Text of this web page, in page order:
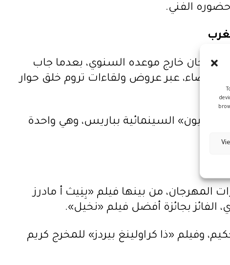
الفني.
خارج موعده السنوي، بعدما جاب
البيضاء، عبر عروض ولقاءات تروم خلق حوار
أكسيون» السينمائية بباريس، وهي واحدة
من بينها فيلم «بِنِيث أ مادرز
الفائز بجائزة أفضل فيلم «نخيل».
وفيلم «ذا كراولينغ بيردز» للمخرج كريم